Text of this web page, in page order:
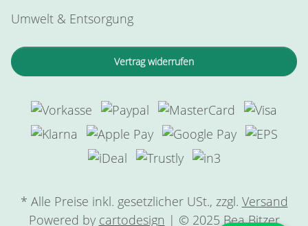
Umwelt & Entsorgung
Vertrag widerrufen
* Alle Preise inkl. gesetzlicher USt., zzgl. Versand
Powered by cartodesign | © 2025 Bea Bitzer